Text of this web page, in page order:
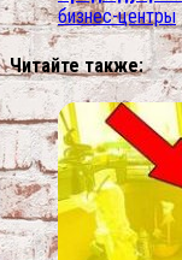
бизнес-центры
Читайте также: